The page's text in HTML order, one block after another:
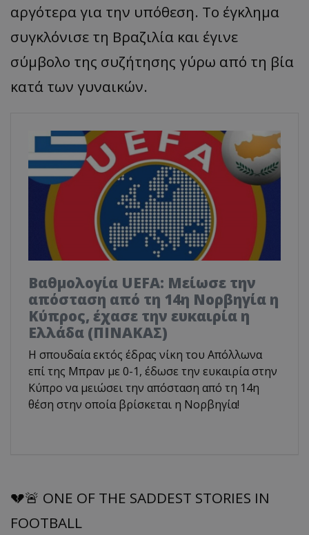
αργότερα για την υπόθεση. Το έγκλημα
συγκλόνισε τη Βραζιλία και έγινε
σύμβολο της συζήτησης γύρω από τη βία
κατά των γυναικών.
Βαθμολογία UEFA: Μείωσε την
απόσταση από τη 14η Νορβηγία η
Κύπρος, έχασε την ευκαιρία η
Ελλάδα (ΠΙΝΑΚΑΣ)
Η σπουδαία εκτός έδρας νίκη του Απόλλωνα
επί της Μπραν με 0-1, έδωσε την ευκαιρία στην
Κύπρο να μειώσει την απόσταση από τη 14η
θέση στην οποία βρίσκεται η Νορβηγία!
💔🚨 ONE OF THE SADDEST STORIES IN
FOOTBALL